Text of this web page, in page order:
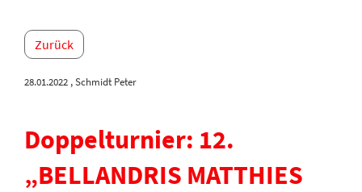
Zurück
28.01.2022 , Schmidt Peter
Doppelturnier: 12.
„BELLANDRIS MATTHIES